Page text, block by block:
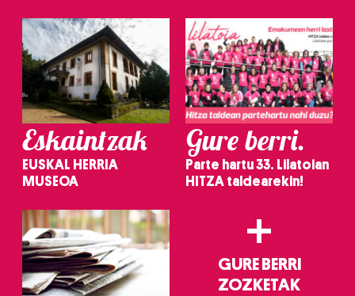
Eskaintzak
EUSKAL HERRIA
MUSEOA
Gure berri.
Parte hartu 33. Lilatoian
HITZA taldearekin!
+
GURE BERRI
ZOZKETAK